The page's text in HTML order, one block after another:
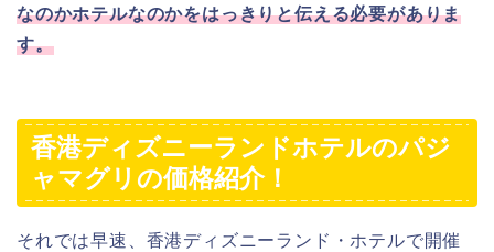
なのかホテルなのかをはっきりと伝える必要がありま
す。
香港ディズニーランドホテルのパジ
ャマグリの価格紹介！
それでは早速、香港ディズニーランド・ホテルで開催